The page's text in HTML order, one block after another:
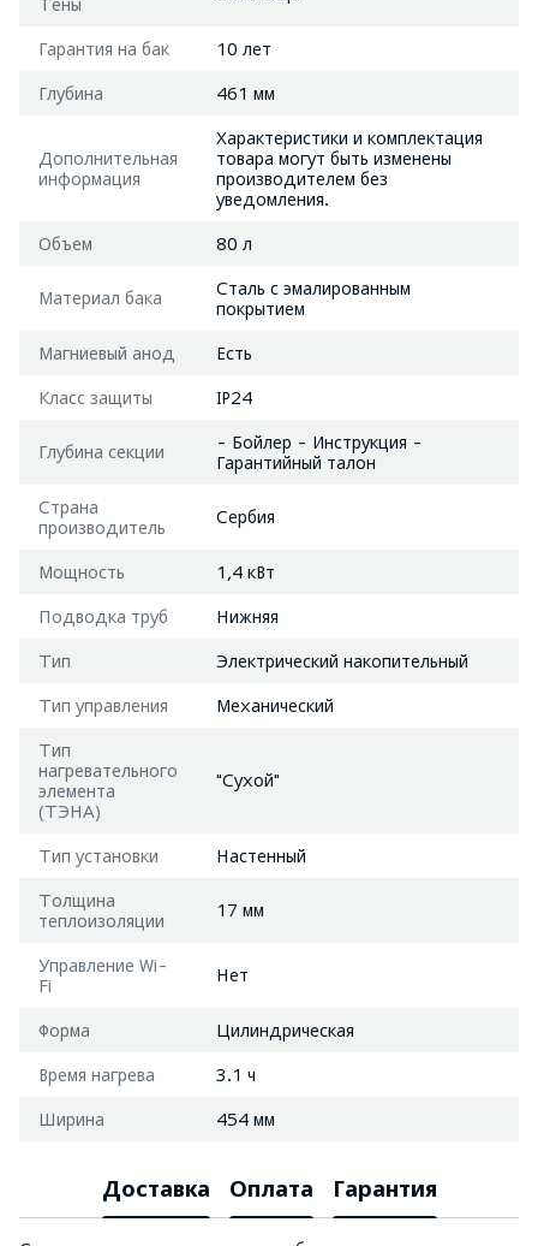
Гарантия на бак 10 лет
Глубина 461 мм
Дополнительная
информация
Характеристики и комплектация
товара могут быть изменены
производителем без
уведомления.
Объем 80 л
Материал бака
Сталь с эмалированным
покрытием
Магниевый анод Есть
Класс защиты IP24
Глубина секции
- Бойлер - Инструкция -
Гарантийный талон
Страна
производитель
Сербия
Мощность 1,4 кВт
Подводка труб Нижняя
Тип Электрический накопительный
Тип управления Механический
Тип
нагревательного
элемента
(ТЭНА)
"Сухой"
Тип установки Настенный
Толщина
теплоизоляции
17 мм
Управление Wi-
Fi
Нет
Форма Цилиндрическая
Время нагрева 3.1 ч
Ширина 454 мм
Доставка Оплата Гарантия